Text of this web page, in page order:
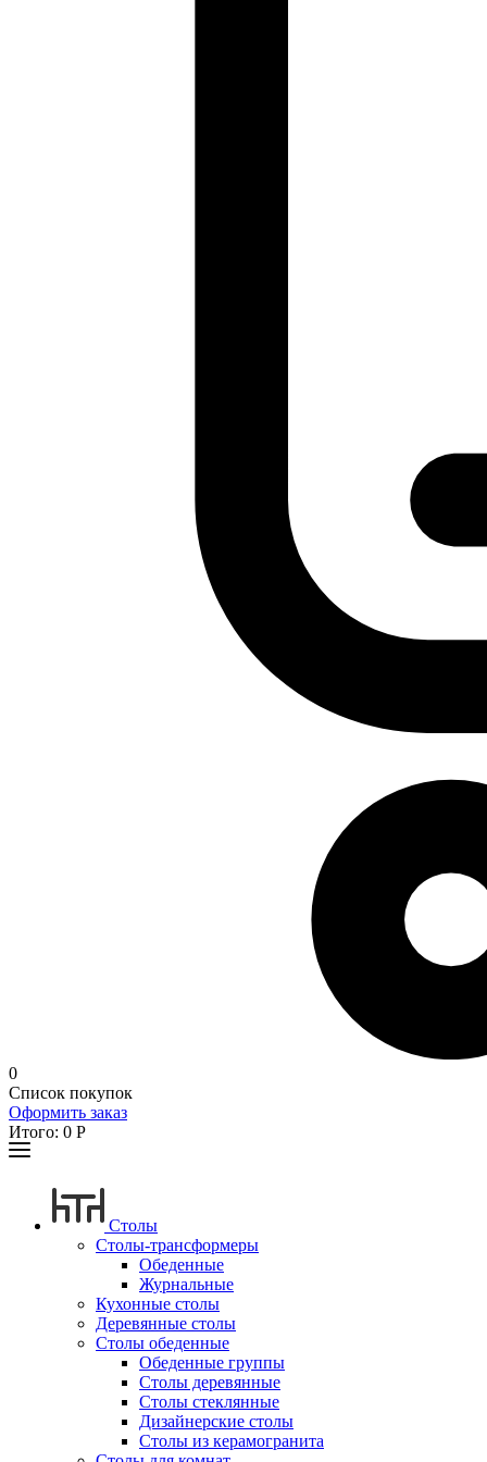
0
Список покупок
Оформить заказ
Итого: 0 Р
Столы
Столы-трансформеры
Обеденные
Журнальные
Кухонные столы
Деревянные столы
Столы обеденные
Обеденные группы
Столы деревянные
Столы стеклянные
Дизайнерские столы
Столы из керамогранита